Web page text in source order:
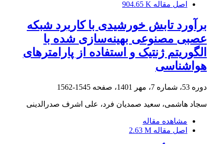
اصل مقاله 904.65 K
برآورد تابش خورشیدی با کاربرد شبکه
عصبی مصنوعی بهینه‌سازی شده با
الگوریتم ژنتیک و استفاده از پارامترهای
هواشناسی
دوره 53، شماره 7، مهر 1401، صفحه 1545-1562
سجاد هاشمی، سعید صمدیان فرد، علی اشرف صدرالدینی
مشاهده مقاله
اصل مقاله 2.63 M